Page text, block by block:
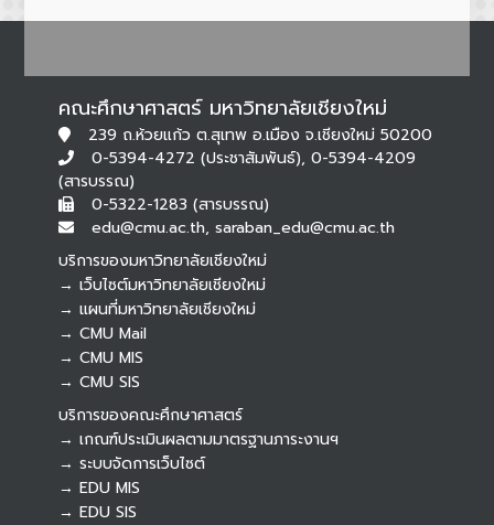
คณะศึกษาศาสตร์ มหาวิทยาลัยเชียงใหม่
239 ถ.ห้วยแก้ว ต.สุเทพ อ.เมือง จ.เชียงใหม่ 50200
0-5394-4272 (ประชาสัมพันธ์), 0-5394-4209
(สารบรรณ)
0-5322-1283 (สารบรรณ)
edu@cmu.ac.th, saraban_edu@cmu.ac.th
บริการของมหาวิทยาลัยเชียงใหม่
→ เว็บไซต์มหาวิทยาลัยเชียงใหม่
→ แผนที่มหาวิทยาลัยเชียงใหม่
→ CMU Mail
→ CMU MIS
→ CMU SIS
บริการของคณะศึกษาศาสตร์
→ เกณฑ์ประเมินผลตามมาตรฐานภาระงานฯ
→ ระบบจัดการเว็บไซต์
→ EDU MIS
→ EDU SIS
Botnoi Assistant
Connecting…